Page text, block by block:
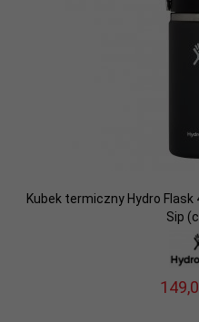
Kubek termiczny Hydro
Sip
149,